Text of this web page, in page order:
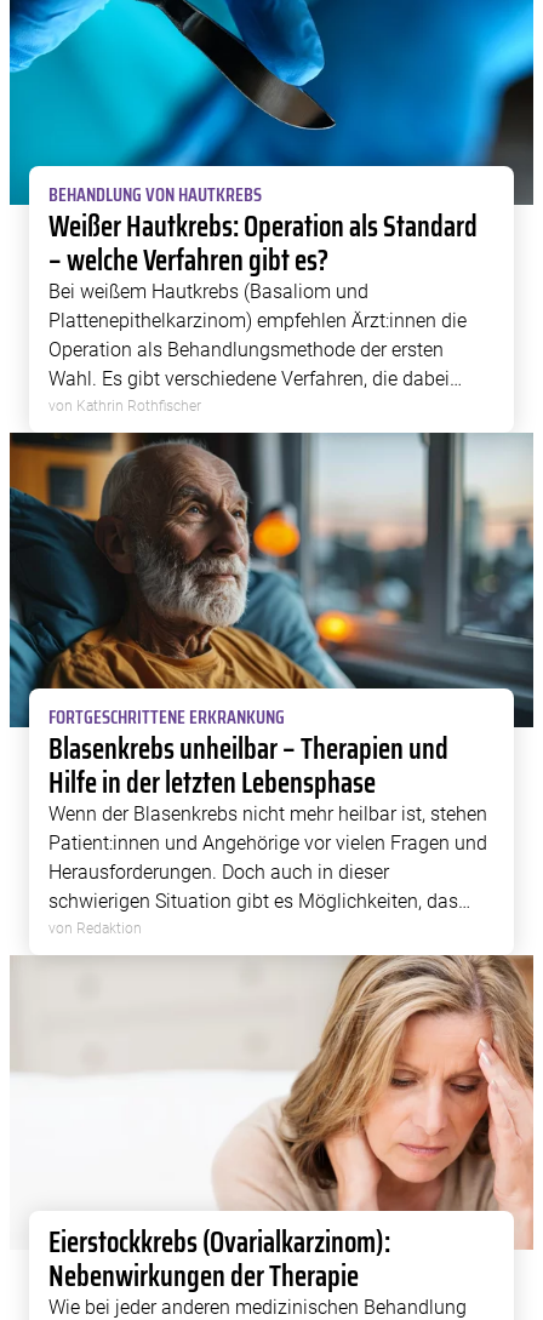
widerrufen, indem Sie auf das runde Icon in der linken
unteren Ecke klicken. Weitere Informationen finden Sie in
unserer Datenschutzerklärung.
BEHANDLUNG VON HAUTKREBS
Weißer Hautkrebs: Operation als Standard
– welche Verfahren gibt es?
Bei weißem Hautkrebs (Basaliom und
Plattenepithelkarzinom) empfehlen Ärzt:innen die
Operation als Behandlungsmethode der ersten
Wahl. Es gibt verschiedene Verfahren, die dabei
eingesetzt werden können.
von Kathrin Rothfischer
FORTGESCHRITTENE ERKRANKUNG
Blasenkrebs unheilbar – Therapien und
Hilfe in der letzten Lebensphase
Wenn der Blasenkrebs nicht mehr heilbar ist, stehen
Patient:innen und Angehörige vor vielen Fragen und
Herausforderungen. Doch auch in dieser
schwierigen Situation gibt es Möglichkeiten, das
Leben zu verlängern, die Lebensqualität zu
verbessern und die Beschwerden zu lindern.
von Redaktion
Eierstockkrebs (Ovarialkarzinom):
Nebenwirkungen der Therapie
Wie bei jeder anderen medizinischen Behandlung